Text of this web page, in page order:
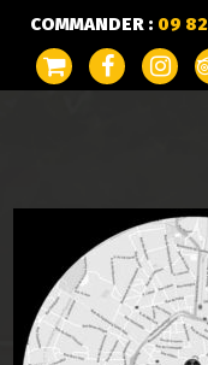
COMMANDER : 09